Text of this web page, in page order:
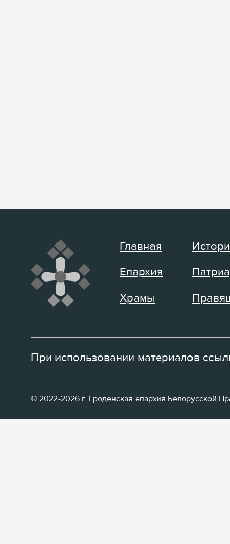
Главная
Епархия
Храмы
При использовании материалов
© 2022-2026 г. Гроденская епархия Белорусской